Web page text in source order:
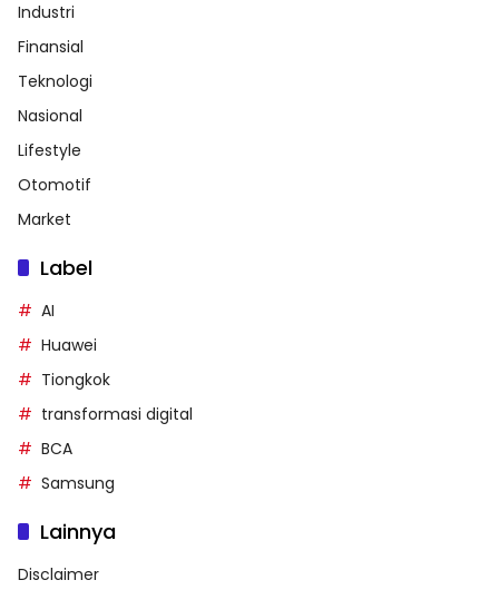
Industri
Finansial
Teknologi
Nasional
Lifestyle
Otomotif
Market
Label
AI
Huawei
Tiongkok
transformasi digital
BCA
Samsung
Lainnya
Disclaimer